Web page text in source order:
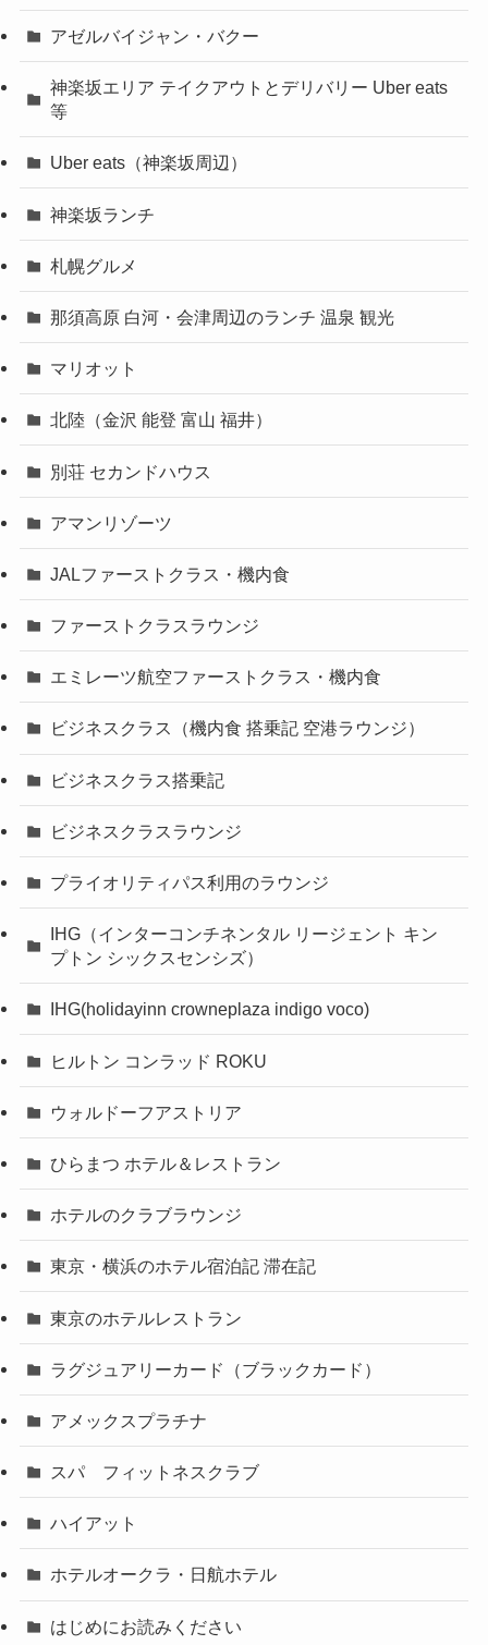
アゼルバイジャン・バクー
神楽坂エリア テイクアウトとデリバリー Uber eats
等
Uber eats（神楽坂周辺）
神楽坂ランチ
札幌グルメ
那須高原 白河・会津周辺のランチ 温泉 観光
マリオット
北陸（金沢 能登 富山 福井）
別荘 セカンドハウス
アマンリゾーツ
JALファーストクラス・機内食
ファーストクラスラウンジ
エミレーツ航空ファーストクラス・機内食
ビジネスクラス（機内食 搭乗記 空港ラウンジ）
ビジネスクラス搭乗記
ビジネスクラスラウンジ
プライオリティパス利用のラウンジ
IHG（インターコンチネンタル リージェント キン
プトン シックスセンシズ）
IHG(holidayinn crowneplaza indigo voco)
ヒルトン コンラッド ROKU
ウォルドーフアストリア
ひらまつ ホテル＆レストラン
ホテルのクラブラウンジ
東京・横浜のホテル宿泊記 滞在記
東京のホテルレストラン
ラグジュアリーカード（ブラックカード）
アメックスプラチナ
スパ フィットネスクラブ
ハイアット
ホテルオークラ・日航ホテル
はじめにお読みください